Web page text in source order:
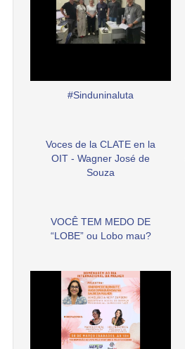
#Sinduninaluta
Voces de la CLATE en la
OIT - Wagner José de
Souza
VOCÊ TEM MEDO DE
“LOBE” ou Lobo mau?